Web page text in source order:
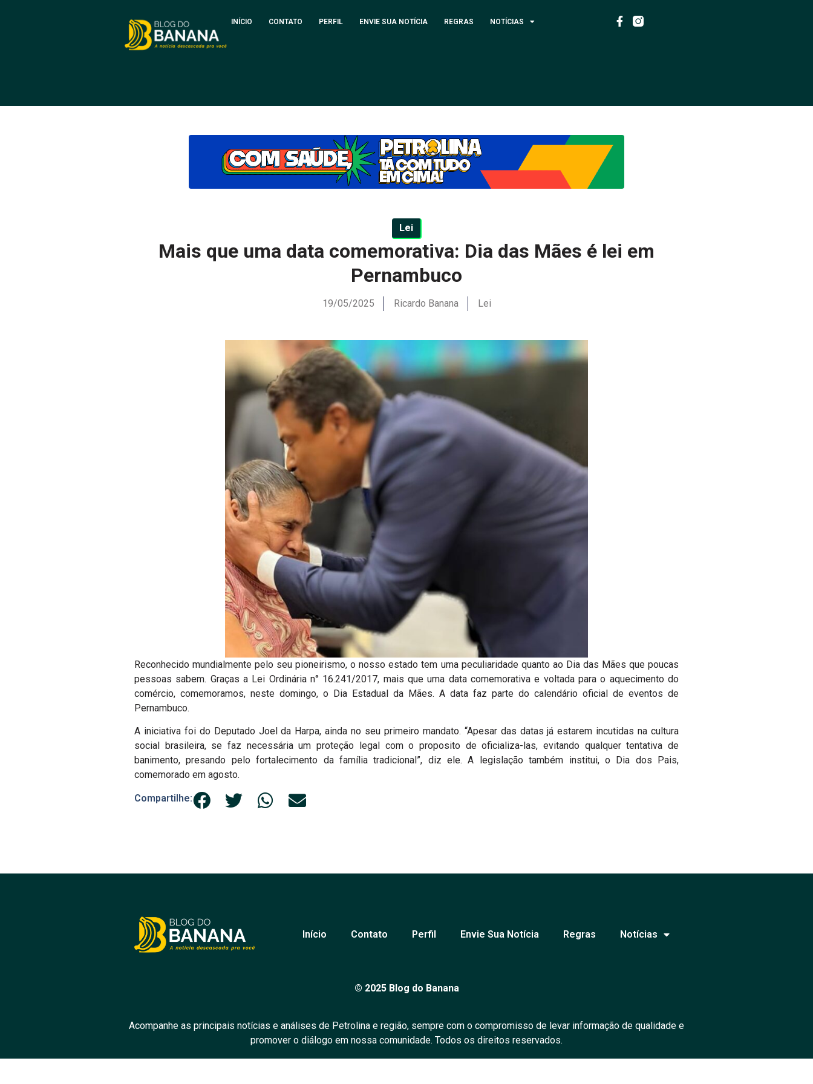
INÍCIO CONTATO PERFIL ENVIE SUA NOTÍCIA REGRAS NOTÍCIAS
Lei
Mais que uma data comemorativa: Dia das Mães é lei em
Pernambuco
19/05/2025 Ricardo Banana Lei
Reconhecido mundialmente pelo seu pioneirismo, o nosso estado tem uma peculiaridade quanto ao Dia das Mães que poucas
pessoas sabem. Graças a Lei Ordinária n° 16.241/2017, mais que uma data comemorativa e voltada para o aquecimento do
comércio, comemoramos, neste domingo, o Dia Estadual da Mães. A data faz parte do calendário oficial de eventos de
Pernambuco.
A iniciativa foi do Deputado Joel da Harpa, ainda no seu primeiro mandato. “Apesar das datas já estarem incutidas na cultura
social brasileira, se faz necessária um proteção legal com o proposito de oficializa-las, evitando qualquer tentativa de
banimento, presando pelo fortalecimento da família tradicional”, diz ele. A legislação também institui, o Dia dos Pais,
comemorado em agosto.
Compartilhe:
Início Contato Perfil Envie Sua Notícia Regras Notícias
© 2025 Blog do Banana
Acompanhe as principais notícias e análises de Petrolina e região, sempre com o compromisso de levar informação de qualidade e
promover o diálogo em nossa comunidade. Todos os direitos reservados.